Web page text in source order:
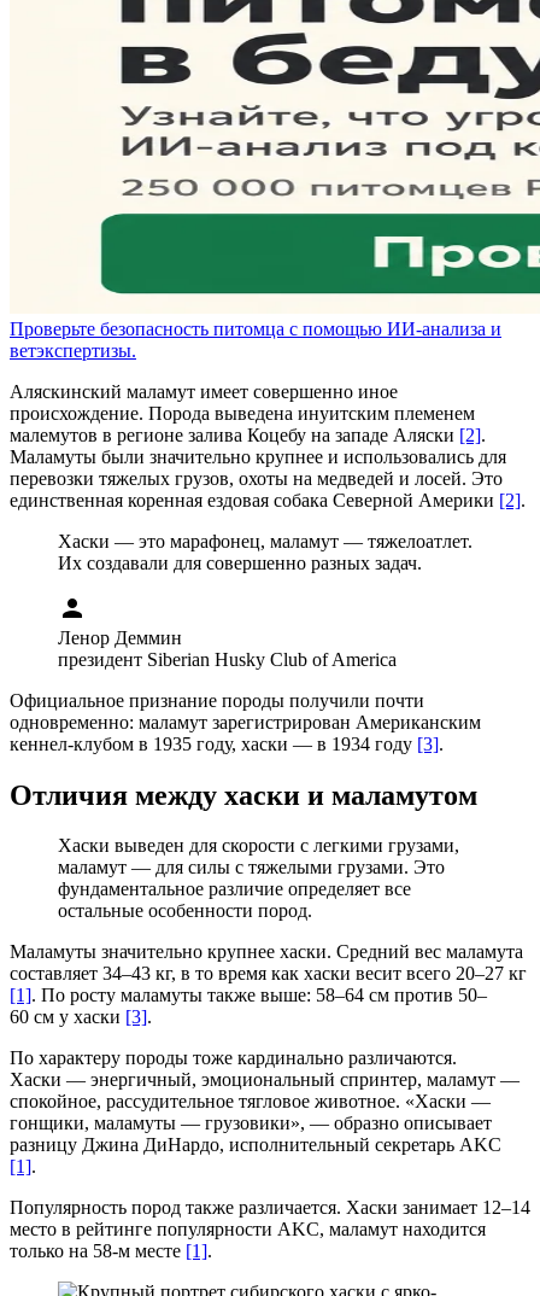
Проверьте безопасность питомца с помощью ИИ-анализа и
ветэкспертизы.
Аляскинский маламут имеет совершенно иное
происхождение. Порода выведена инуитским племенем
малемутов в регионе залива Коцебу на западе Аляски [2].
Маламуты были значительно крупнее и использовались для
перевозки тяжелых грузов, охоты на медведей и лосей. Это
единственная коренная ездовая собака Северной Америки [2].
Хаски — это марафонец, маламут — тяжелоатлет.
Их создавали для совершенно разных задач.
person
Ленор Деммин
президент Siberian Husky Club of America
Официальное признание породы получили почти
одновременно: маламут зарегистрирован Американским
кеннел-клубом в 1935 году, хаски — в 1934 году [3].
Отличия между хаски и маламутом
Хаски выведен для скорости с легкими грузами,
маламут — для силы с тяжелыми грузами. Это
фундаментальное различие определяет все
остальные особенности пород.
Маламуты значительно крупнее хаски. Средний вес маламута
составляет 34–43 кг, в то время как хаски весит всего 20–27 кг
[1]. По росту маламуты также выше: 58–64 см против 50–
60 см у хаски [3].
По характеру породы тоже кардинально различаются.
Хаски — энергичный, эмоциональный спринтер, маламут —
спокойное, рассудительное тягловое животное. «Хаски —
гонщики, маламуты — грузовики», — образно описывает
разницу Джина ДиНардо, исполнительный секретарь AKC
[1].
Популярность пород также различается. Хаски занимает 12–14
место в рейтинге популярности AKC, маламут находится
только на 58-м месте [1].